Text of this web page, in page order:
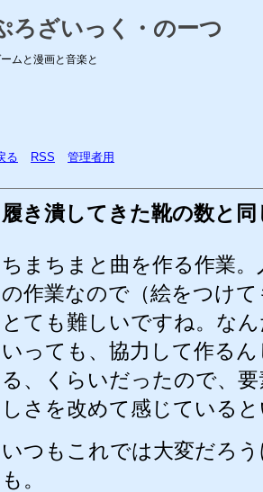
ろざいっく・のーつ
ムと漫画と音楽と
る RSS 管理者用
履き潰してきた靴の数と
ちまちまと曲を作る作業
の作業なので（絵をつけ
とても難しいですね。な
いっても、協力して作る
る、くらいだったので、
しさを改めて感じている
いつもこれでは大変だろ
も。